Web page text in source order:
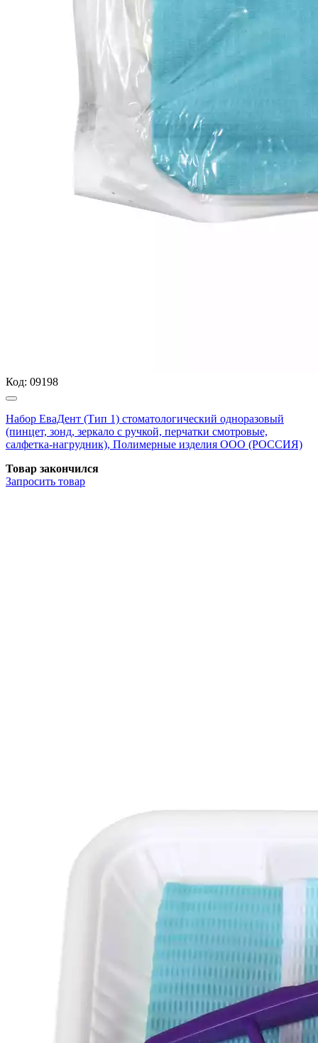
Код: 09198
Набор ЕваДент (Тип 1) стоматологический одноразовый
(пинцет, зонд, зеркало с ручкой, перчатки смотровые,
салфетка-нагрудник), Полимерные изделия OOO (РОССИЯ)
Товар закончился
Запросить товар